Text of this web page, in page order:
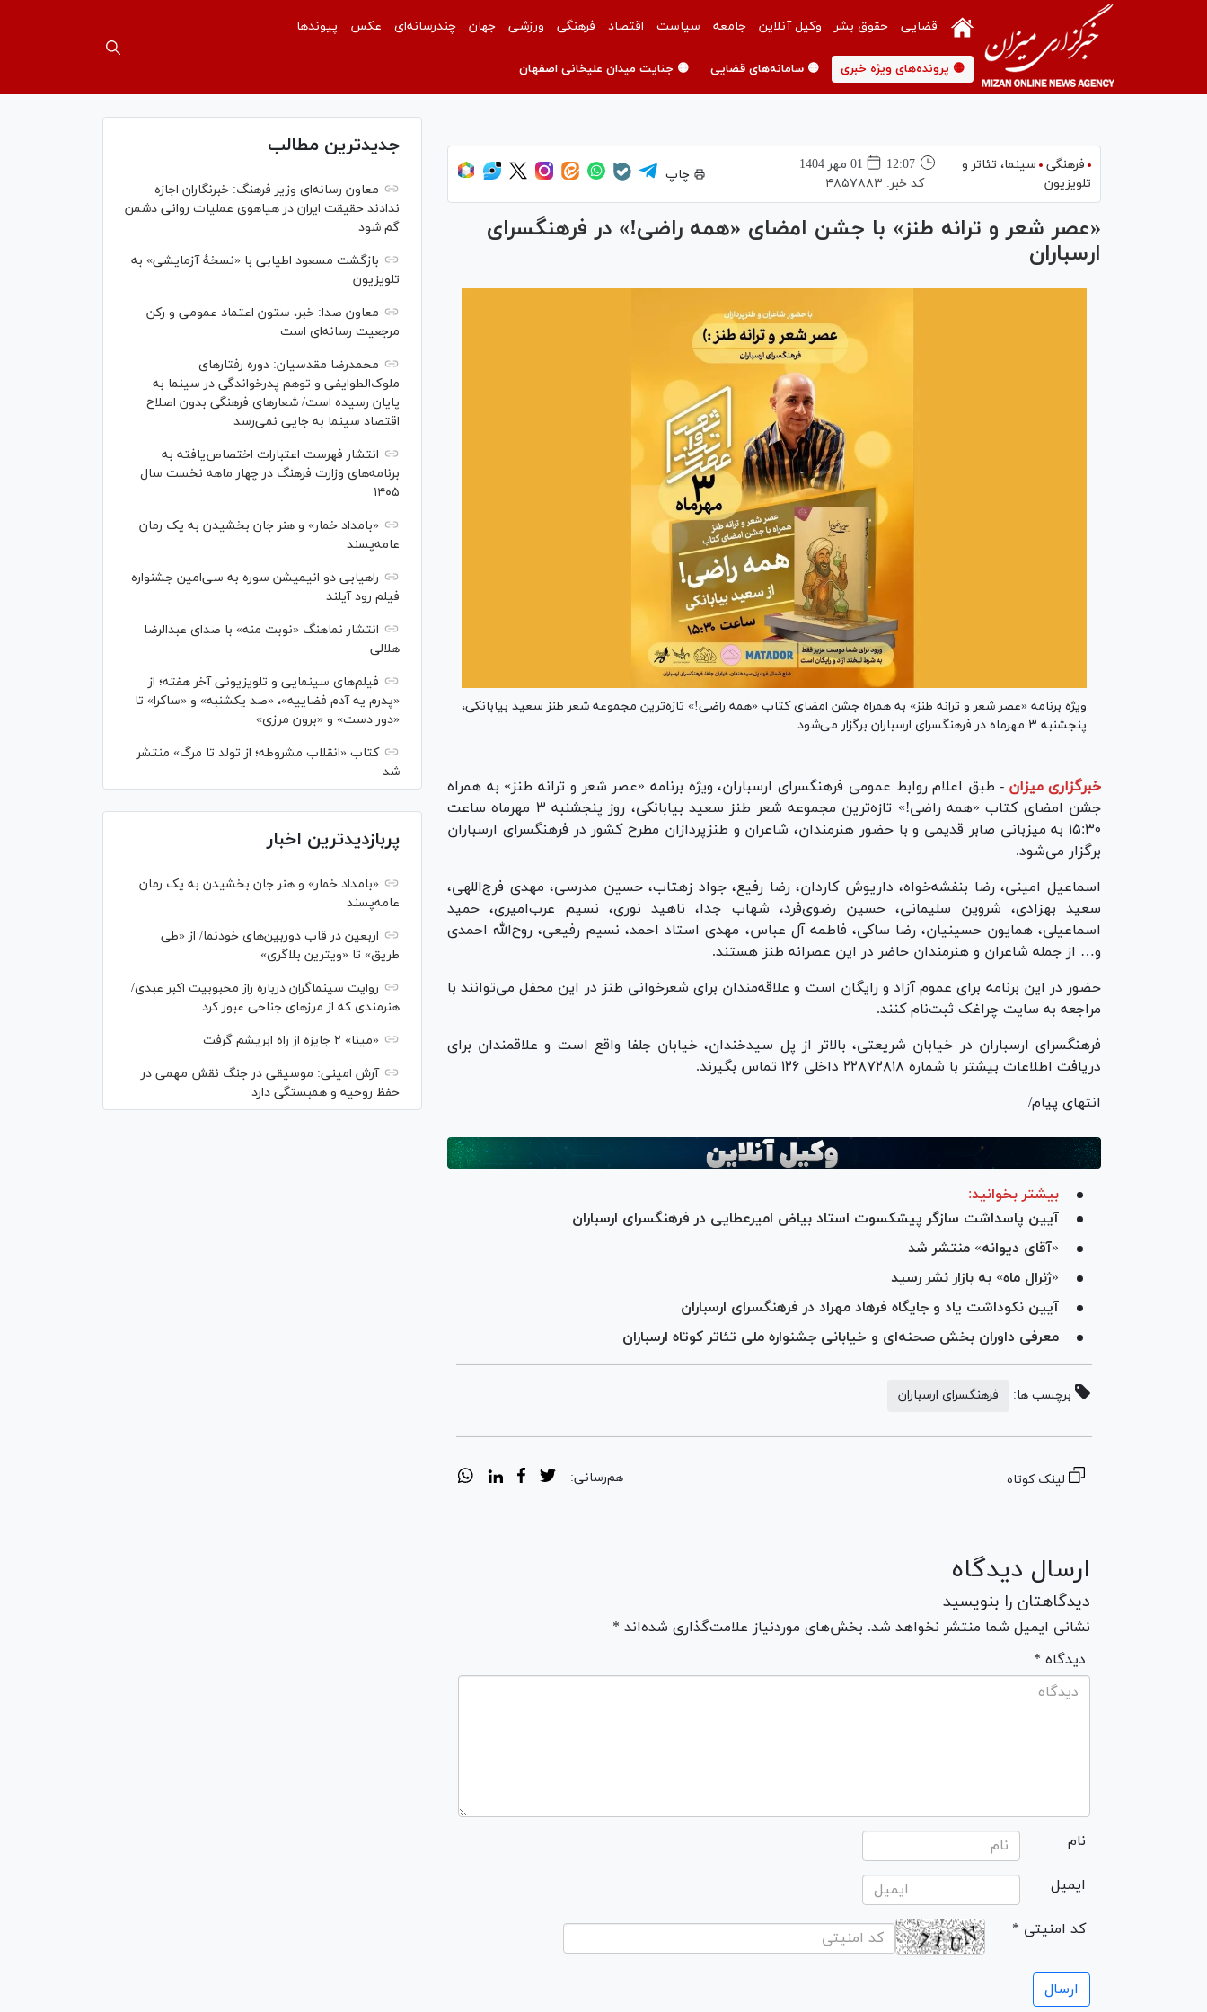
قضایی حقوق بشر وکیل آنلاین جامعه سیاست اقتصاد فرهنگی ورزشی جهان چندرسانه‌ای عکس پیوندها
🟡 پرونده‌های ویژه خبری 🟡 سامانه‌های قضایی 🟡 جنایت میدان علیخانی اصفهان
فرهنگی
سینما،‌ تئاتر و
تلویزیون
12:07
01 مهر 1404
کد خبر: ۴۸۵۷۸۸۳
چاپ
«عصر شعر و ترانه طنز» با جشن امضای «همه راضی!» در فرهنگسرای
ارسباران
ویژه برنامه «عصر شعر و ترانه طنز» به همراه جشن امضای کتاب «همه راضی!» تازه‌ترین مجموعه شعر طنز سعید بیابانکی،
پنجشنبه ۳ مهرماه در فرهنگسرای ارسباران برگزار می‌شود.
خبرگزاری میزان - طبق اعلام روابط عمومی فرهنگسرای ارسباران، ویژه برنامه «عصر شعر و ترانه طنز» به همراه
جشن امضای کتاب «همه راضی!» تازه‌ترین مجموعه شعر طنز سعید بیابانکی، روز پنجشنبه ۳ مهرماه ساعت
۱۵:۳۰ به میزبانی صابر قدیمی و با حضور هنرمندان، شاعران و طنزپردازان مطرح کشور در فرهنگسرای ارسباران
برگزار می‌شود.
اسماعیل امینی، رضا بنفشه‌خواه، داریوش کاردان، رضا رفیع، جواد زهتاب، حسین مدرسی، مهدی فرج‌اللهی،
سعید بهزادی، شروین سلیمانی، حسین رضوی‌فرد، شهاب جدا، ناهید نوری، نسیم عرب‌امیری، حمید
اسماعیلی، همایون حسینیان، رضا ساکی، فاطمه آل عباس، مهدی استاد احمد، نسیم رفیعی، روح‌الله احمدی
و… از جمله شاعران و هنرمندان حاضر در این عصرانه طنز هستند.
حضور در این برنامه برای عموم آزاد و رایگان است و علاقه‌مندان برای شعرخوانی طنز در این محفل می‌توانند با
مراجعه به سایت چراغک ثبت‌نام کنند.
فرهنگسرای ارسباران در خیابان شریعتی، بالاتر از پل سیدخندان، خیابان جلفا واقع است و علاقمندان برای
دریافت اطلاعات بیشتر با شماره ۲۲۸۷۲۸۱۸ داخلی ۱۲۶ تماس بگیرند.
انتهای پیام/
بیشتر بخوانید:
آیین پاسداشت سازگر پیشکسوت استاد بیاض امیرعطایی در فرهنگسرای ارسباران
«آقای دیوانه» منتشر شد
«ژنرال ماه» به بازار نشر رسید
آیین نکوداشت یاد و جایگاه فرهاد مهراد در فرهنگسرای ارسباران
معرفی داوران بخش صحنه‌ای و خیابانی جشنواره ملی تئاتر کوتاه ارسباران
برچسب ها: فرهنگسرای ارسباران
لینک کوتاه هم‌رسانی:
ارسال دیدگاه
دیدگاهتان را بنویسید
نشانی ایمیل شما منتشر نخواهد شد. بخش‌های موردنیاز علامت‌گذاری شده‌اند *
* دیدگاه
نام
ایمیل
* کد امنیتی
جدیدترین مطالب
معاون رسانه‌ای وزیر فرهنگ: خبرنگاران اجازه
ندادند حقیقت ایران در هیاهوی عملیات روانی دشمن
گم شود
بازگشت مسعود اطیابی با «نسخهٔ آزمایشی» به
تلویزیون
معاون صدا: خبر، ستون اعتماد عمومی و رکن
مرجعیت رسانه‌ای است
محمدرضا مقدسیان: دوره رفتارهای
ملوک‌الطوایفی و توهم پدرخواندگی در سینما به
پایان رسیده است/ شعارهای فرهنگی بدون اصلاح
اقتصاد سینما به جایی نمی‌رسد
انتشار فهرست اعتبارات اختصاص‌یافته به
برنامه‌های وزارت فرهنگ در چهار ماهه نخست سال
۱۴۰۵
«بامداد خمار» و هنر جان بخشیدن به یک رمان
عامه‌پسند
راهیابی دو انیمیشن سوره به سی‌امین جشنواره
فیلم رود آیلند
انتشار نماهنگ «نوبت منه» با صدای عبدالرضا
هلالی
فیلم‌های سینمایی و تلویزیونی آخر هفته؛ از
«پدرم یه آدم فضاییه»، «صد یکشنبه» و «ساکرا» تا
«دور دست» و «برون مرزی»
کتاب «انقلاب مشروطه؛ از تولد تا مرگ» منتشر
شد
پربازدیدترین اخبار
«بامداد خمار» و هنر جان بخشیدن به یک رمان
عامه‌پسند
اربعین در قاب دوربین‌های خودنما/ از «طی
طریق» تا «ویترین بلاگری»
روایت سینماگران درباره راز محبوبیت اکبر عبدی/
هنرمندی که از مرزهای جناحی عبور کرد
«مینا» ۲ جایزه از راه ابریشم گرفت
آرش امینی: موسیقی در جنگ نقش مهمی در
حفظ روحیه و همبستگی دارد